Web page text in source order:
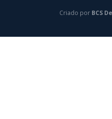
Criado por BCS